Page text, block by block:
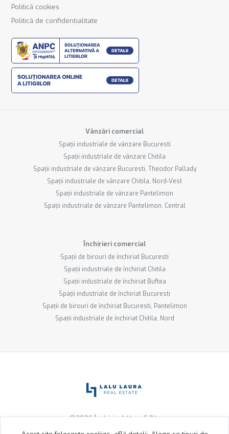
Politică cookies
Politică de confidențialitate
Vânzări comercial
Spații industriale de vânzare Bucuresti
Spații industriale de vânzare Chitila
Spații industriale de vânzare Bucuresti, Theodor Pallady
Spații industriale de vânzare Chitila, Nord-Vest
Spații industriale de vânzare Pantelimon
Spații industriale de vânzare Pantelimon, Central
Închirieri comercial
Spații de birouri de închiriat Bucuresti
Spații industriale de închiriat Chitila
Spații industriale de închiriat Buftea
Spații industriale de închiriat Bucuresti
Spații de birouri de închiriat Bucuresti, Pantelimon
Spații industriale de închiriat Chitila, Nord
©2026Închiriază Ușor S.R.L.